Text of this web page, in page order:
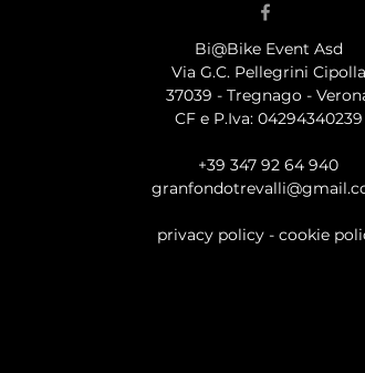
Bi@Bike Event Asd
Via G.C. Pellegrini Cipolla
37039 - Tregnago -
CF e P.Iva: 04294340239
+39 347 92 64 940
privacy policy - cookie